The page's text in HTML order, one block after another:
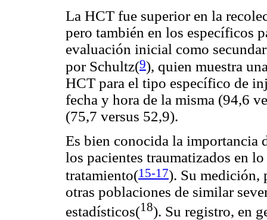
La HCT fue superior en la
pero también en los específicos
evaluación inicial como
por Schultz(9), quien muestra
HCT para el tipo específico de
fecha y hora de la misma (94,6
(75,7 versus 52,9).
Es bien conocida la importancia
los pacientes traumatizados en
tratamiento(15-17). Su medición,
otras poblaciones de similar
estadísticos(18). Su registro, en